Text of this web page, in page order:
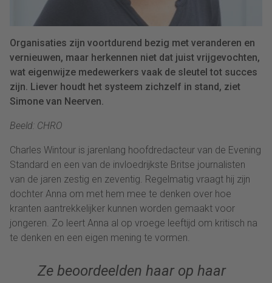
Organisaties zijn voortdurend bezig met veranderen en
vernieuwen, maar herkennen niet dat juist vrijgevochten,
wat eigenwijze medewerkers vaak de sleutel tot succes
zijn. Liever houdt het systeem zichzelf in stand, ziet
Simone van Neerven.
Beeld: CHRO
Charles Wintour is jarenlang hoofdredacteur van de Evening
Standard en een van de invloedrijkste Britse journalisten
van de jaren zestig en zeventig. Regelmatig vraagt hij zijn
dochter Anna om met hem mee te denken over hoe
kranten aantrekkelijker kunnen worden gemaakt voor
jongeren. Zo leert Anna al op vroege leeftijd om kritisch na
te denken en een eigen mening te vormen.
Ze beoordeelden haar op haar